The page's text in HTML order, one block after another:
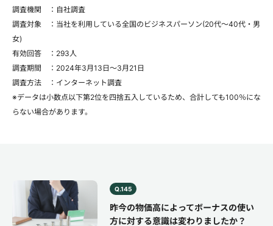
調査機関 ：自社調査
調査対象 ：当社を利用している全国のビジネスパーソン(20代～40代・男
女)
有効回答 ：293人
調査期間 ：2024年3月13日～3月21日
調査方法 ：インターネット調査
※データは小数点以下第2位を四捨五入しているため、合計しても100％にな
らない場合があります。
Q.145
昨今の物価高によってボーナスの使い
方に対する意識は変わりましたか？